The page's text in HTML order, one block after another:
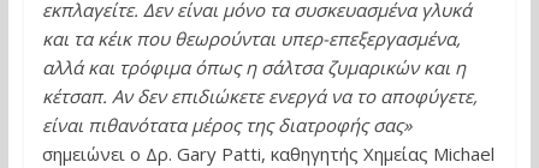
εκπλαγείτε. Δεν είναι μόνο τα συσκευασμένα γλυκά
και τα κέικ που θεωρούνται υπερ-επεξεργασμένα,
αλλά και τρόφιμα όπως η σάλτσα ζυμαρικών και η
κέτσαπ. Αν δεν επιδιώκετε ενεργά να το αποφύγετε,
είναι πιθανότατα μέρος της διατροφής σας»
σημειώνει ο Δρ. Gary Patti, καθηγητής Χημείας Michael